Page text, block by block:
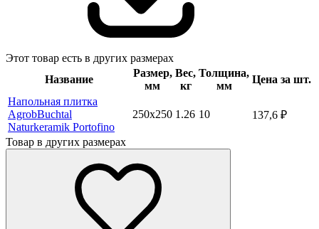
Этот товар есть в других размерах
Название
Размер,
мм
Вес,
кг
Толщина,
мм
Цена за шт.
Напольная плитка
AgrobBuchtal
Naturkeramik Portofino
250х250 1.26 10 137,6 ₽
Товар в других размерах